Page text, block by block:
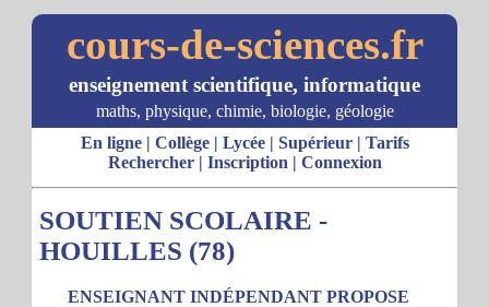
cours-de-sciences.fr
enseignement scientifique, informatique
maths, physique, chimie, biologie, géologie
En ligne| Collège| Lycée| Supérieur| Tarifs
Rechercher| Inscription | Connexion
SOUTIEN SCOLAIRE -
HOUILLES (78)
ENSEIGNANT INDÉPENDANT PROPOSE